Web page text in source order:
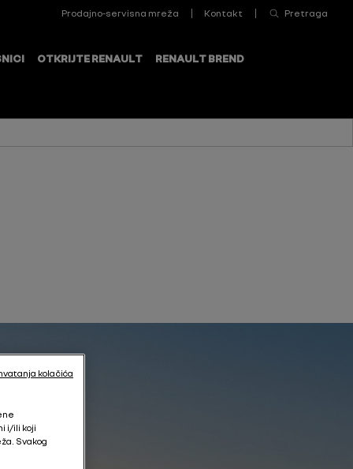
i/ili koji
Svakog
kolačića